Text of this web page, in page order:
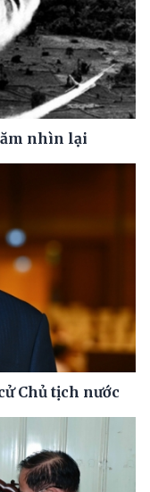
nhìn lại
Chủ tịch nước